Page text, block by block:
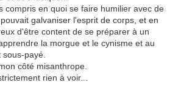
compris en quoi se faire humilier avec de
galvaniser l'esprit de corps, et en
d'être content de se préparer à un
la morgue et le cynisme et au
payé.
côté misanthrope.
rien à voir...